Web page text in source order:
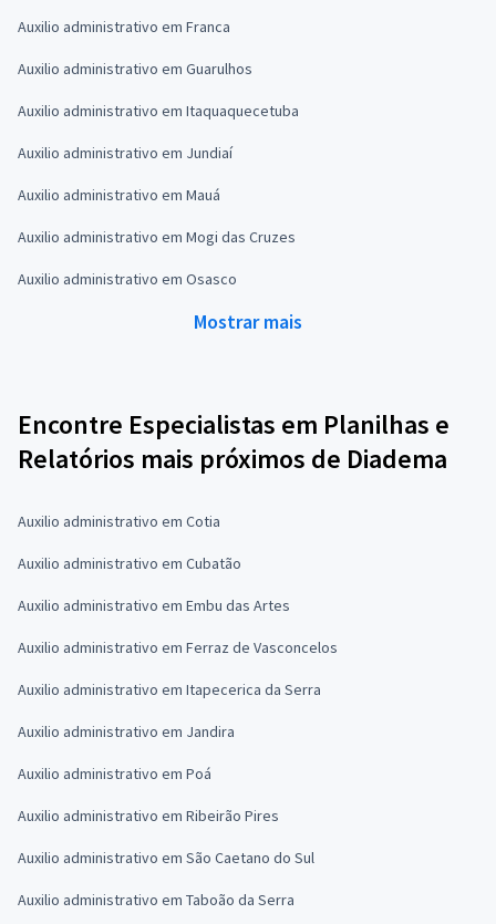
Auxilio administrativo em Franca
Auxilio administrativo em Guarulhos
Auxilio administrativo em Itaquaquecetuba
Auxilio administrativo em Jundiaí
Auxilio administrativo em Mauá
Auxilio administrativo em Mogi das Cruzes
Auxilio administrativo em Osasco
Mostrar mais
Encontre Especialistas em Planilhas e
Relatórios mais próximos de Diadema
Auxilio administrativo em Cotia
Auxilio administrativo em Cubatão
Auxilio administrativo em Embu das Artes
Auxilio administrativo em Ferraz de Vasconcelos
Auxilio administrativo em Itapecerica da Serra
Auxilio administrativo em Jandira
Auxilio administrativo em Poá
Auxilio administrativo em Ribeirão Pires
Auxilio administrativo em São Caetano do Sul
Auxilio administrativo em Taboão da Serra